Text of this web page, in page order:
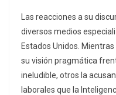
Las reacciones a su
diversos medios
Estados Unidos.
su visión pragmática
ineludible, otros la
laborales que la